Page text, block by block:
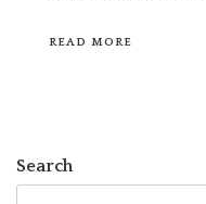
READ MORE
Search